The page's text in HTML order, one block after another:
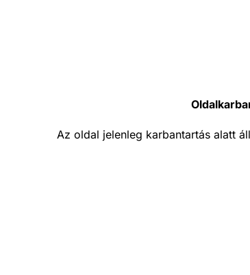
Az oldal jelenleg karbantartás alatt